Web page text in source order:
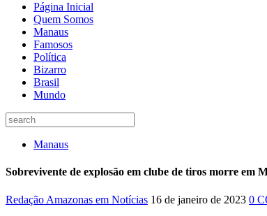
Página Inicial
Quem Somos
Manaus
Famosos
Política
Bizarro
Brasil
Mundo
Manaus
Sobrevivente de explosão em clube de tiros morre em
Redação Amazonas em Notícias 16 de janeiro de 2023 0